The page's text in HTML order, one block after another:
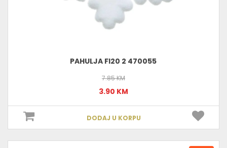
PAHULJA FI20 2 470055
7.85 KM
3.90 KM
DODAJ U KORPU